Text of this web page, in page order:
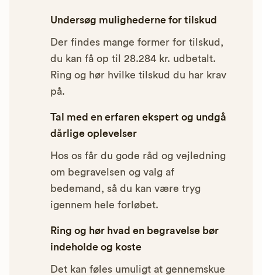
Undersøg mulighederne for tilskud
Der findes mange former for tilskud,
du kan få op til 28.284 kr. udbetalt.
Ring og hør hvilke tilskud du har krav
på.
Tal med en erfaren ekspert og undgå
dårlige oplevelser
Hos os får du gode råd og vejledning
om begravelsen og valg af
bedemand, så du kan være tryg
igennem hele forløbet.
Ring og hør hvad en begravelse bør
indeholde og koste
Det kan føles umuligt at gennemskue